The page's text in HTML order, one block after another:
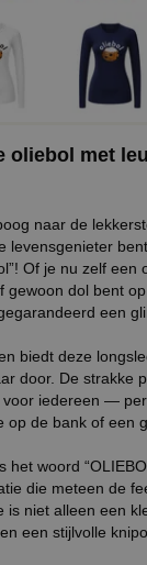
oliebol met
naar de
levensgenieter
Of je nu zelf een
gewoon dol bent
een
biedt deze
door. De strakke
iedereen —
op de bank of een
het woord
die meteen de
is niet alleen een
een stijlvolle